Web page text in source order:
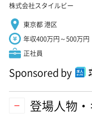
株式会社スタイルビー
東京都 港区
年収400万円～500万円
正社員
Sponsored by
登場人物